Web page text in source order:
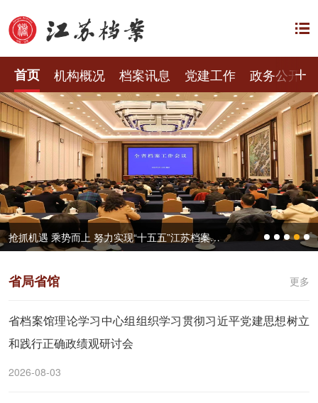
首页 机构概况 档案讯息 党建工作 政务公开
抢抓机遇 乘势而上 努力实现“十五五”江苏档案工作良好开局——全省档案工作会议在宁召开
省局省馆 更多
省档案馆理论学习中心组组织学习贯彻习近平党建思想树立
和践行正确政绩观研讨会
2026-08-03